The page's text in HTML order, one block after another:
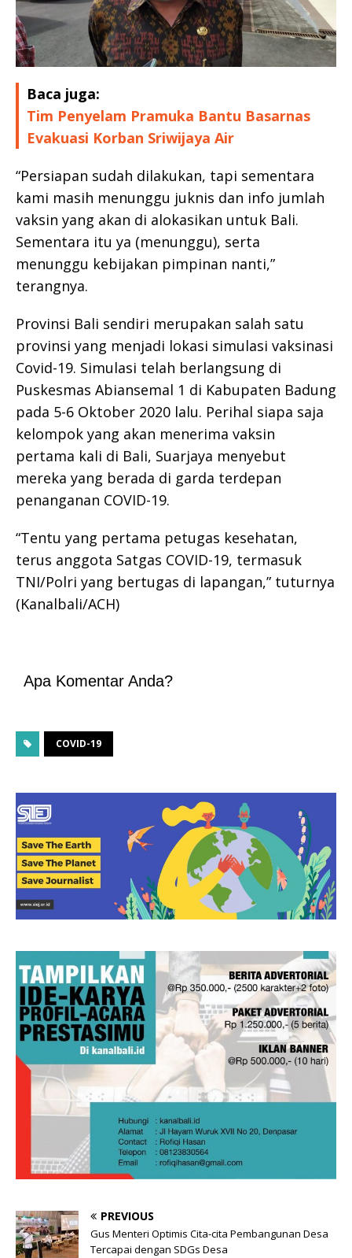
Baca juga:
Tim Penyelam Pramuka Bantu Basarnas
Evakuasi Korban Sriwijaya Air
“Persiapan sudah dilakukan, tapi sementara
kami masih menunggu juknis dan info jumlah
vaksin yang akan di alokasikan untuk Bali.
Sementara itu ya (menunggu), serta
menunggu kebijakan pimpinan nanti,”
terangnya.
Provinsi Bali sendiri merupakan salah satu
provinsi yang menjadi lokasi simulasi vaksinasi
Covid-19. Simulasi telah berlangsung di
Puskesmas Abiansemal 1 di Kabupaten Badung
pada 5-6 Oktober 2020 lalu. Perihal siapa saja
kelompok yang akan menerima vaksin
pertama kali di Bali, Suarjaya menyebut
mereka yang berada di garda terdepan
penanganan COVID-19.
“Tentu yang pertama petugas kesehatan,
terus anggota Satgas COVID-19, termasuk
TNI/Polri yang bertugas di lapangan,” tuturnya
(Kanalbali/ACH)
Apa Komentar Anda?
COVID-19
PREVIOUS
Gus Menteri Optimis Cita-cita Pembangunan Desa
Tercapai dengan SDGs Desa